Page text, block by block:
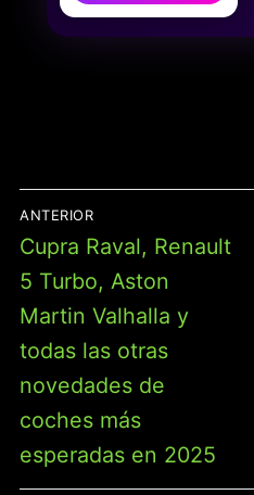
30 FUNCIONES, WIFI,
CAPACIDAD MÁXIMA
4,5L CON ASA,
DE
ENTRADAS
ANTERIOR
Entrada
anterior:
Cupra Raval, Renault
5 Turbo, Aston
Martin Valhalla y
todas las otras
novedades de
coches más
esperadas en 2025